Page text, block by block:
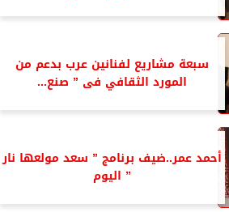
سبعة مشاريع لفنانين عرب بدعم من
المورد الثقافي فى ” صنع...
أحمد عمر..ضيف برنامج ” سعد مولعها نار
” اليوم